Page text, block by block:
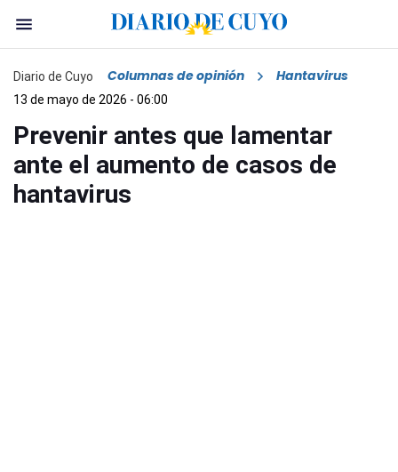
Diario de Cuyo Columnas de opinión Hantavirus
13 de mayo de 2026 - 06:00
Prevenir antes que lamentar
ante el aumento de casos de
hantavirus